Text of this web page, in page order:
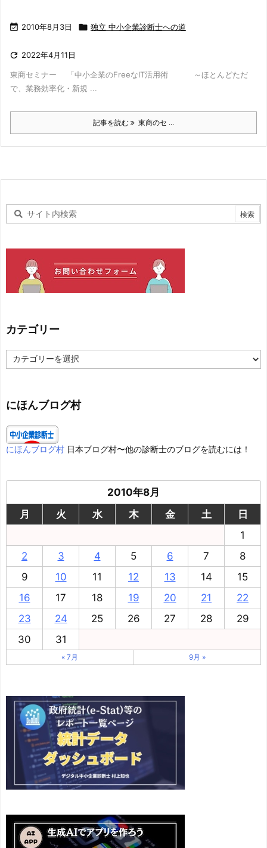
 2010年8月3日  独立 中小企業診断士への道
 2022年4月11日
東商セミナー 「中小企業のFreeなIT活用術 ～ほとんどただ
で、業務効率化・新規 ...
記事を読む 東商のセ ...
カテゴリー
テ
ー
にほんブログ村
にほんブログ村 日本ブログ村〜他の診断士のブログを読むには！
2010年8月
月
火 水 木 金 土
日
1
2
3 4 5 6 7
8
9
10 11 12 13 14
15
16
17 18 19 20 21
22
23
24 25 26 27 28
29
30
31
« 7月 9月 »